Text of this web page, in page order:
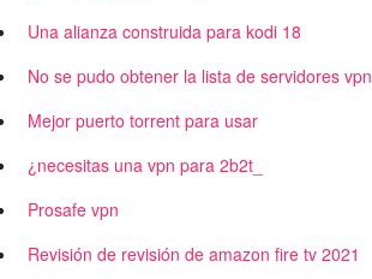
Una alianza construida para kodi 18
No se pudo obtener la lista de servidores vpn
Mejor puerto torrent para usar
¿necesitas una vpn para 2b2t_
Prosafe vpn
Revisión de revisión de amazon fire tv 2021